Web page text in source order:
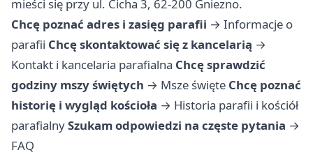
mieści się przy ul. Cicha 3, 62-200 Gniezno.
Chcę poznać adres i zasięg parafii → Informacje o
parafii Chcę skontaktować się z kancelarią →
Kontakt i kancelaria parafialna Chcę sprawdzić
godziny mszy świętych → Msze święte Chcę poznać
historię i wygląd kościoła → Historia parafii i kościół
parafialnySzukam odpowiedzi na częste pytania →
FAQ